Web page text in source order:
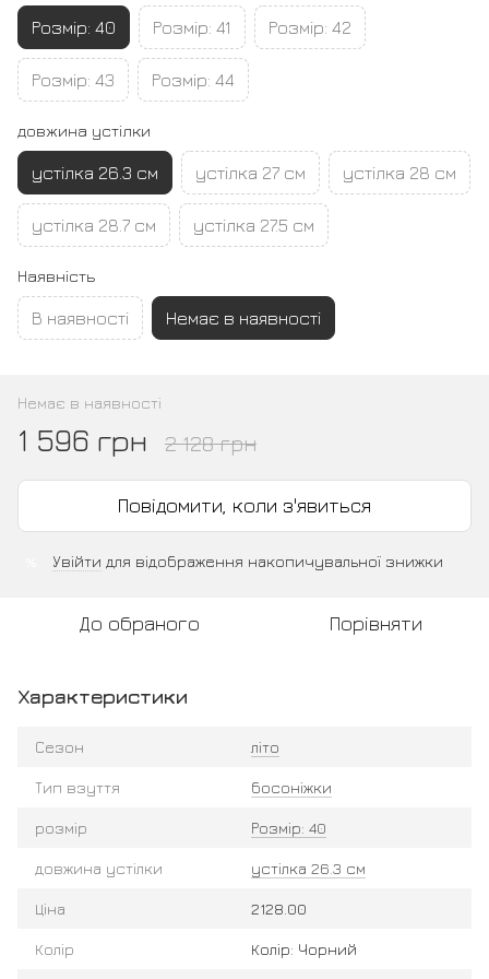
Розмір: 40 Розмір: 41 Розмір: 42
Розмір: 43 Розмір: 44
довжина устілки
устілка 26.3 см устілка 27 см устілка 28 см
устілка 28.7 см устілка 27.5 см
Наявність
В наявності Немає в наявності
Немає в наявності
1 596 грн 2 128 грн
Повідомити, коли з'явиться
Увійти для відображення накопичувальної знижки
До обраного Порівняти
Характеристики
Сезон літо
Тип взуття босоніжки
розмір Розмір: 40
довжина устілки устілка 26.3 см
Ціна 2128.00
Колір Колір: Чорний